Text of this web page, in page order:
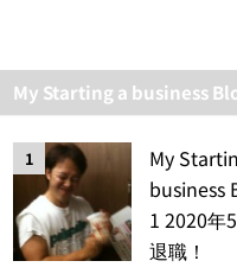
My Starting a business
1
My
business
1 2020年
退職！